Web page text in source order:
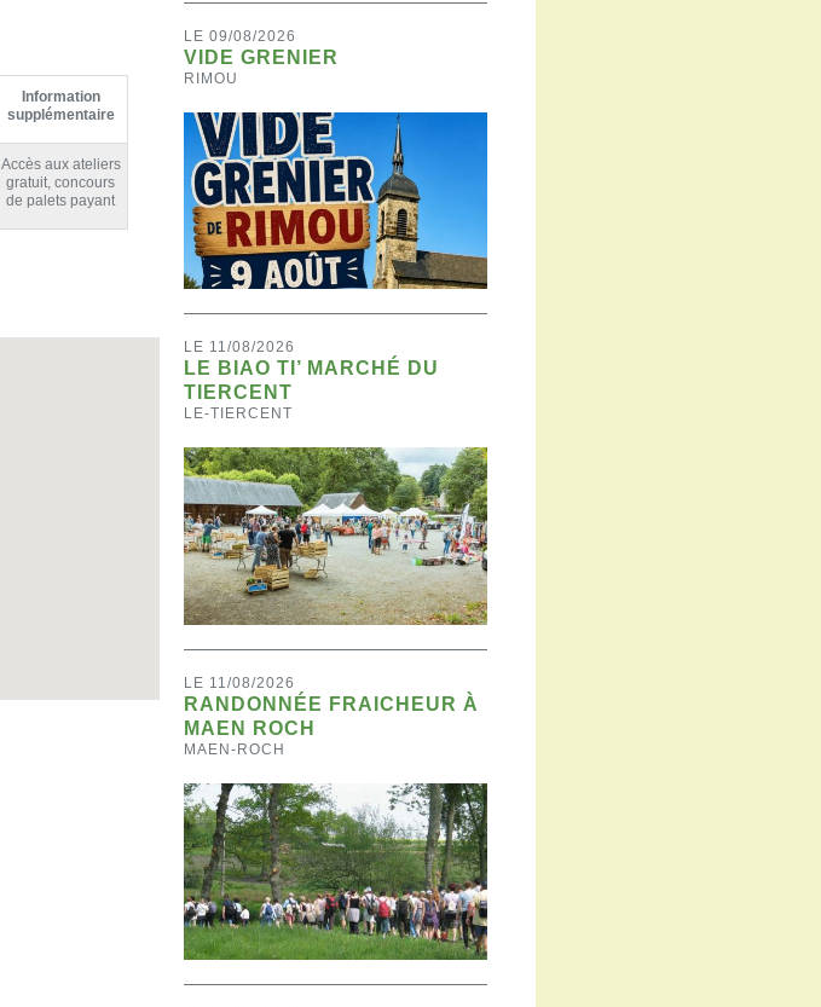
Information
supplémentaire
Accès aux ateliers
gratuit, concours
de palets payant
LE 09/08/2026
VIDE GRENIER
RIMOU
LE 11/08/2026
LE BIAO TI’ MARCHÉ DU
TIERCENT
LE-TIERCENT
LE 11/08/2026
RANDONNÉE FRAICHEUR À
MAEN ROCH
MAEN-ROCH